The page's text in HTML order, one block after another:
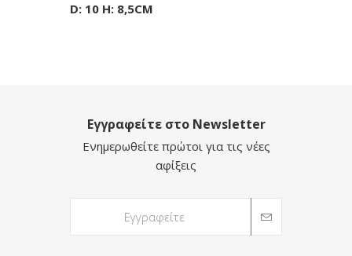
D: 10 H: 8,5CM
Εγγραφείτε στο Newsletter
Ενημερωθείτε πρώτοι για τις νέες
αφίξεις